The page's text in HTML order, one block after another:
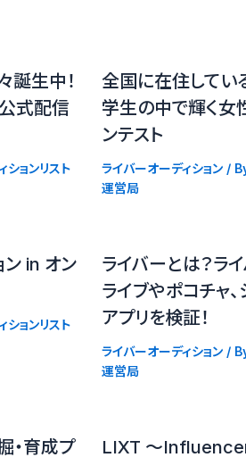
誕生中！
式配信
ションリスト
全国に在住してい
学生の中で輝く女
ンテスト
ライバーオーディション/
運営局
ン in オン
ションリスト
ライバーとは？ラ
ライブやポコチャ
アプリを検証！
ライバーオーディション/
運営局
・育成プ
LIXT 〜